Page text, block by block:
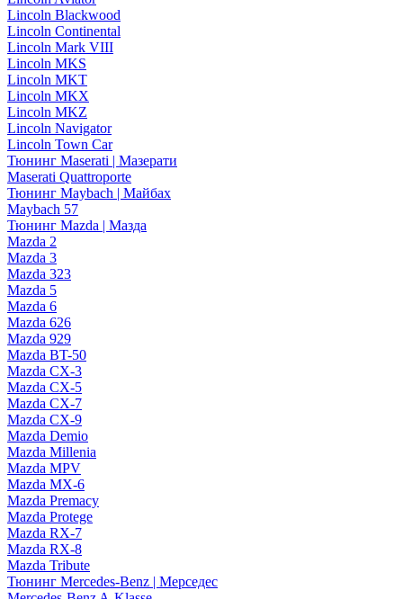
Lincoln Blackwood
Lincoln Continental
Lincoln Mark VIII
Lincoln MKS
Lincoln MKT
Lincoln MKX
Lincoln MKZ
Lincoln Navigator
Lincoln Town Car
Тюнинг Maserati | Мазерати
Maserati Quattroporte
Тюнинг Maybach | Майбах
Maybach 57
Тюнинг Mazda | Мазда
Mazda 2
Mazda 3
Mazda 323
Mazda 5
Mazda 6
Mazda 626
Mazda 929
Mazda BT-50
Mazda CX-3
Mazda CX-5
Mazda CX-7
Mazda CX-9
Mazda Demio
Mazda Millenia
Mazda MPV
Mazda MX-6
Mazda Premacy
Mazda Protege
Mazda RX-7
Mazda RX-8
Mazda Tribute
Тюнинг Mercedes-Benz | Мерседес